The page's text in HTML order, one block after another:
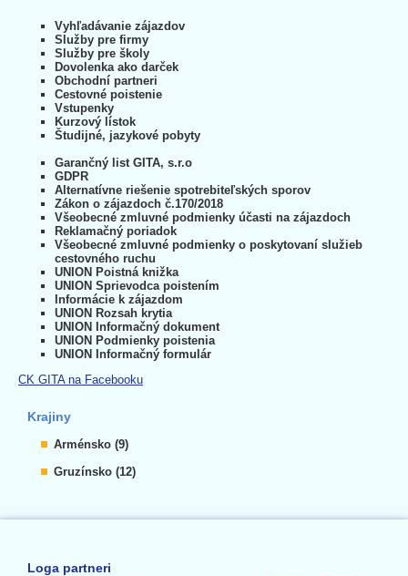
Vyhľadávanie zájazdov
Služby pre firmy
Služby pre školy
Dovolenka ako darček
Obchodní partneri
Cestovné poistenie
Vstupenky
Kurzový lístok
Študijné, jazykové pobyty
Garančný list GITA, s.r.o
GDPR
Alternatívne riešenie spotrebiteľských sporov
Zákon o zájazdoch č.170/2018
Všeobecné zmluvné podmienky účasti na zájazdoch
Reklamačný poriadok
Všeobecné zmluvné podmienky o poskytovaní služieb
cestovného ruchu
UNION Poistná knižka
UNION Sprievodca poistením
Informácie k zájazdom
UNION Rozsah krytia
UNION Informačný dokument
UNION Podmienky poistenia
UNION Informačný formulár
CK GITA na Facebooku
Krajiny
Arménsko (9)
Gruzínsko (12)
Loga partneri